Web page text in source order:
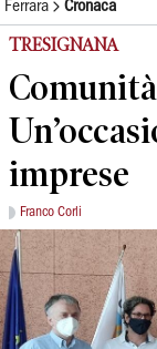
Ferrara Cronaca
TRESIGNANA
imprese
Franco Corli